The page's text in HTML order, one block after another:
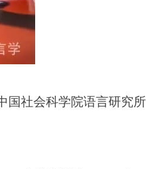
社会科学院语言研究所